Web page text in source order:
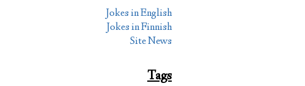
Jokes in English
Jokes in Finnish
Site News
Tags